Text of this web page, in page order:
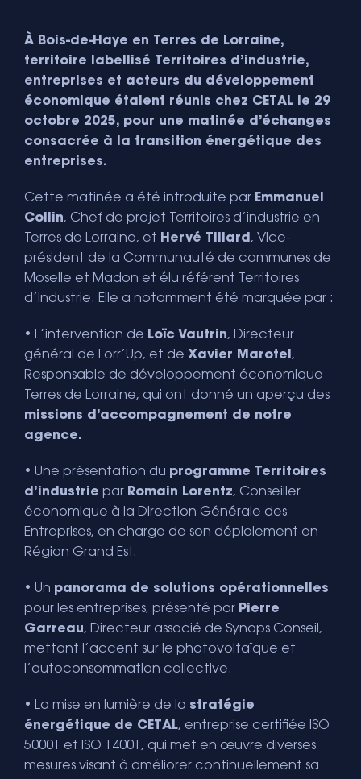
À Bois-de-Haye en Terres de Lorraine,
territoire labellisé Territoires d’industrie,
entreprises et acteurs du développement
économique étaient réunis chez CETAL le 29
octobre 2025, pour une matinée d’échanges
consacrée à la transition énergétique des
entreprises.
Cette matinée a été introduite par Emmanuel
Collin, Chef de projet Territoires d’industrie en
Terres de Lorraine, et Hervé Tillard , Vice-
président de la Communauté de communes de
Moselle et Madon et élu référent Territoires
d’Industrie. Elle a notamment été marquée par :
• L’intervention de Loïc Vautrin, Directeur
général de Lorr’Up, et de Xavier Marotel ,
Responsable de développement économique
Terres de Lorraine, qui ont donné un aperçu des
missions d’accompagnement de notre
agence.
• Une présentation du programme Territoires
d’industrie par Romain Lorentz, Conseiller
économique à la Direction Générale des
Entreprises, en charge de son déploiement en
Région Grand Est.
• Un panorama de solutions opérationnelles
pour les entreprises, présenté par Pierre
Garreau, Directeur associé de Synops Conseil,
mettant l’accent sur le photovoltaïque et
l’autoconsommation collective.
• La mise en lumière de la stratégie
énergétique de CETAL, entreprise certifiée ISO
50001 et ISO 14001, qui met en œuvre diverses
mesures visant à améliorer continuellement sa